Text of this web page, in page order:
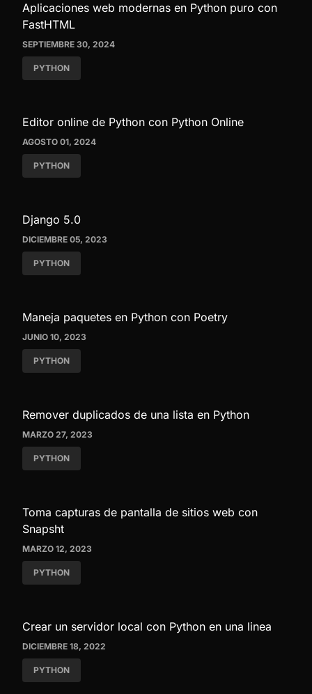
Aplicaciones web modernas en Python puro con
FastHTML
SEPTIEMBRE 30, 2024
PYTHON
Editor online de Python con Python Online
AGOSTO 01, 2024
PYTHON
Django 5.0
DICIEMBRE 05, 2023
PYTHON
Maneja paquetes en Python con Poetry
JUNIO 10, 2023
PYTHON
Remover duplicados de una lista en Python
MARZO 27, 2023
PYTHON
Toma capturas de pantalla de sitios web con
Snapsht
MARZO 12, 2023
PYTHON
Crear un servidor local con Python en una linea
DICIEMBRE 18, 2022
PYTHON